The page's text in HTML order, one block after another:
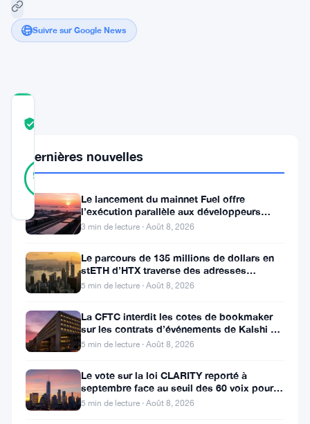
Suivre sur Google News
96
25
votes
Mis à jour 2 ans il y a
flux
d’entrées
dans
les
ETF
Ethereum
ETH)
ont
Dernières nouvelles
Le lancement du mainnet Fuel offre
l’exécution parallèle aux développeurs
d’Ethereum
3 min de lecture · Août 8, 2026
Le parcours de 135 millions de dollars en
stETH d’HTX traverse des adresses
Poloniex
5 min de lecture · Août 8, 2026
La CFTC interdit les cotes de bookmaker
sur les contrats d’événements de Kalshi et
Polymarket
5 min de lecture · Août 8, 2026
Le vote sur la loi CLARITY reporté à
septembre face au seuil des 60 voix pour le
projet de loi crypto
5 min de lecture · Août 8, 2026